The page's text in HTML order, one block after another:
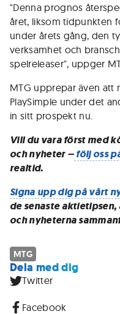
"Denna prognos
året, liksom tidpunkten
under årets gång, den
verksamhet och
spelreleaser", uppger
MTG upprepar även att
PlaySimple under det
in sitt prospekt nu.
Vill du vara först med
och nyheter –följ oss
realtid.
Signa upp dig på vårt
de senaste
och nyheterna
MTG
Dela med dig
Twitter
Facebook